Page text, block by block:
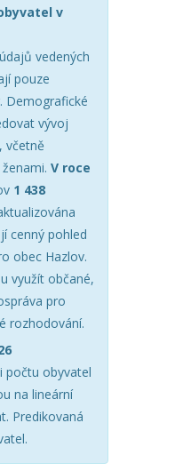
v
vedených
pouze
Demografické
vývoj
včetně
V roce
1 438
cenný pohled
obec Hazlov.
využít občané,
pro
rozhodování.
počtu obyvatel
na lineární
Predikovaná